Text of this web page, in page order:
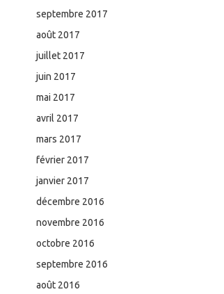
septembre 2017
août 2017
juillet 2017
juin 2017
mai 2017
avril 2017
mars 2017
février 2017
janvier 2017
décembre 2016
novembre 2016
octobre 2016
septembre 2016
août 2016